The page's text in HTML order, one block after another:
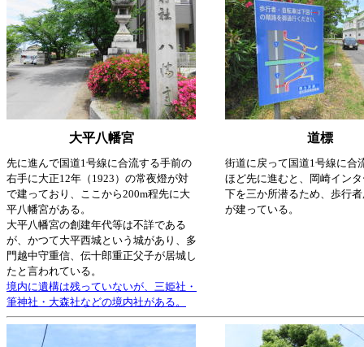
大平八幡宮 道標
先に進んで国道1号線に合流する手前の
右手に大正12年（1923）の常夜燈が対
で建っており、ここから200m程先に大
平八幡宮がある。
大平八幡宮の創建年代等は不詳である
が、かつて大平西城という城があり、多
門越中守重信、伝十郎重正父子が居城し
たと言われている。
境内に遺構は残っていないが、三姫社・
筆神社・大森社などの境内社がある。
街道に戻って国道1号線に合
ほど先に進むと、岡崎イン
下を三か所潜るため、歩行
が建っている。